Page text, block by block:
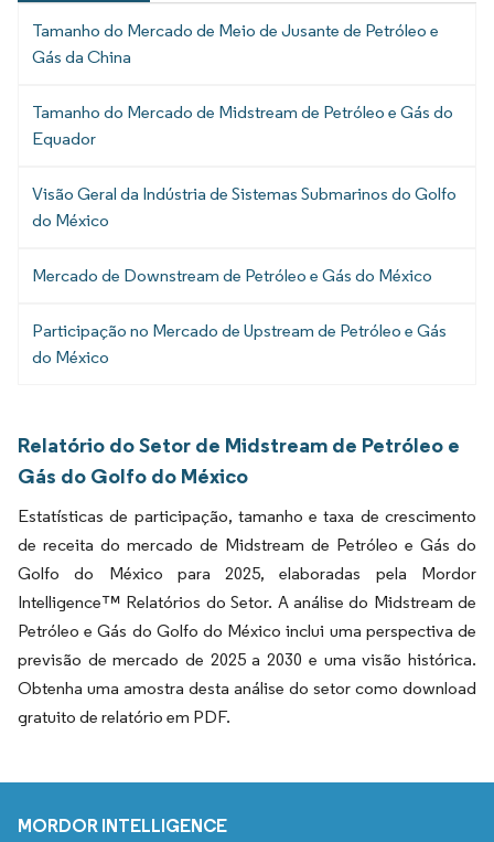
Tamanho do Mercado de Meio de Jusante de Petróleo e
Gás da China
Tamanho do Mercado de Midstream de Petróleo e Gás do
Equador
Visão Geral da Indústria de Sistemas Submarinos do Golfo
do México
Mercado de Downstream de Petróleo e Gás do México
Participação no Mercado de Upstream de Petróleo e Gás
do México
Relatório do Setor de Midstream de Petróleo e
Gás do Golfo do México
Estatísticas de participação, tamanho e taxa de crescimento
de receita do mercado de Midstream de Petróleo e Gás do
Golfo do México para 2025, elaboradas pela Mordor
Intelligence™ Relatórios do Setor. A análise do Midstream de
Petróleo e Gás do Golfo do México inclui uma perspectiva de
previsão de mercado de 2025 a 2030 e uma visão histórica.
Obtenha uma amostra desta análise do setor como download
gratuito de relatório em PDF.
MORDOR INTELLIGENCE